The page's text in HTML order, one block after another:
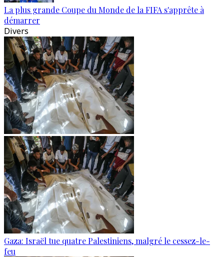
La plus grande Coupe du Monde de la FIFA s'apprête à
démarrer
Divers
Gaza: Israël tue quatre Palestiniens, malgré le cessez-le-
feu